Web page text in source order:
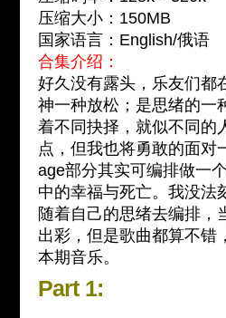
压缩大小：150MB
国家语言：English/俄语
合集介绍：
好久没有露头，乐友们都
神一种放松；是思绪的一
着不同抉择，就似不同的
点，但我也将勇敢的面对
age部分其实可编排做一
中的幸福与死亡。我没法
随着自己的思绪去编排，
出彩，但是歌曲都算不错
本期音乐。
Part 1: